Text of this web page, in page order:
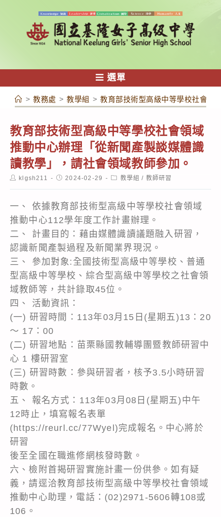
容
選單
> 教務處 > 教學組 > 教育部技術型高級中等學校社會領
教育部技術型高級中等學校社會領域
推動中心辦理「從新聞產製談媒體識
讀教學」，請社會領域教師參加。
Postklgsh211
Post2024-02-29
Post教學組 / 教師研習
一、 依據教育部技術型高級中等學校社會領域
推動中心112學年度工作計畫辦理。
二、 計畫目的：藉由媒體識讀議題融入研習，
認識新聞產製過程及新聞業界現況。
三、 參加對象:全國技術型高級中等學校、普通
型高級中等學校、綜合型高級中等學校之社會領
域教師等，共計錄取45位。
四、 活動資訊：
(一) 研習時間：113年03月15日(星期五)13：20
～ 17：00
(二) 研習地點：苗栗縣國教輔導團暨教師研習中
心 1 樓研習室
(三) 研習時數：參與研習者，核予3.5小時研習
時數。
五、 報名方式：113年03月08日(星期五)中午
12時止，填寫報名表單
(https://reurl.cc/77Wyel)完成報名。中心將於
研習
後至全國在職進修網核發時數。
六、檢附首揭研習實施計畫一份供參。如有疑
義，請逕洽教育部技術型高級中等學校社會領域
推動中心助理，電話：(02)2971-5606轉108或
106。